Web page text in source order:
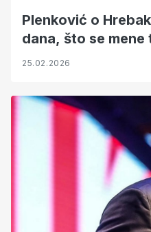
Plenković o
dana, što se
25.02.2026